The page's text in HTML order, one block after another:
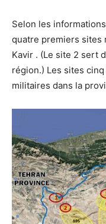
Selon les
quatre premiers sites
Kavir . (Le site 2 sert
région.) Les sites
militaires dans la